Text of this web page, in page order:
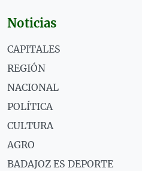
Noticias
CAPITALES
REGIÓN
NACIONAL
POLÍTICA
CULTURA
AGRO
BADAJOZ ES DEPORTE